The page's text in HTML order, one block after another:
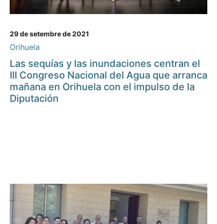
29 de setembre de 2021
Orihuela
Las sequías y las inundaciones centran el
III Congreso Nacional del Agua que arranca
mañana en Orihuela con el impulso de la
Diputación